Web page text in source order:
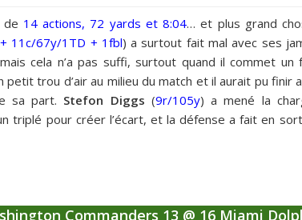
de 14 actions, 72 yards et 8:04… et plus grand
11c/67y/1TD + 1fbl) a surtout fait mal avec ses
cela n’a pas suffi, surtout quand il commet un
petit trou d’air au milieu du match et il aurait pu finir
sa part. Stefon Diggs (9r/105y) a mené la
triplé pour créer l’écart, et la défense a fait en
Commanders 13 @ 16 Miami